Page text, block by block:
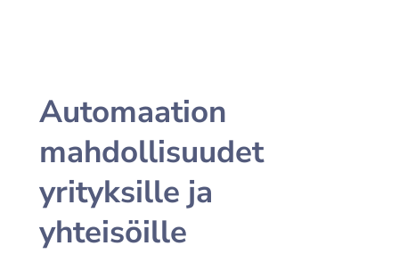
Automaation
mahdollisuudet
yrityksille ja
yhteisöille